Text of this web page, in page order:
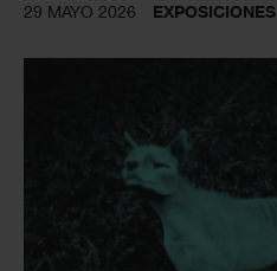
29 MAYO 2026 EXPOSICIONES